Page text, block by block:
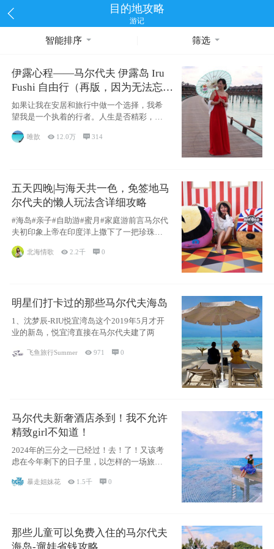
目的地攻略
游记
智能排序 筛选
伊露心程——马尔代夫 伊露岛 Iru
Fushi 自由行（再版，因为无法忘却
的留恋）
如果让我在安居和旅行中做一个选择，我希
望我是一个执着的行者。人生是否精彩，都
源于自己
唯歆  12.0万  314
五天四晚|与海天共一色，免签地马
尔代夫的懒人玩法含详细攻略
#海岛#亲子#自助游#蜜月#家庭游前言马尔代
夫初印象上帝在印度洋上撒下了一把珍珠，
北海情歌 2.2千 0
明星们打卡过的那些马尔代夫海岛
1、沈梦辰-RIU悦宜湾岛这个2019年5月才开
业的新岛，悦宜湾直接在马尔代夫建了两
飞鱼旅行Summer 971 0
马尔代夫新奢酒店杀到！我不允许
精致girl不知道！
2024年的三分之一已经过！去！了！又该考
虑在今年剩下的日子里，以怎样的一场旅行
暴走姐妹花  1.5千 0
那些儿童可以免费入住的马尔代夫